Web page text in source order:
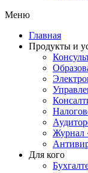
Меню
Главная
Продукты и
Журнал
Для кого